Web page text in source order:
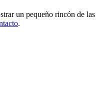
un pequeño rincón de las
.